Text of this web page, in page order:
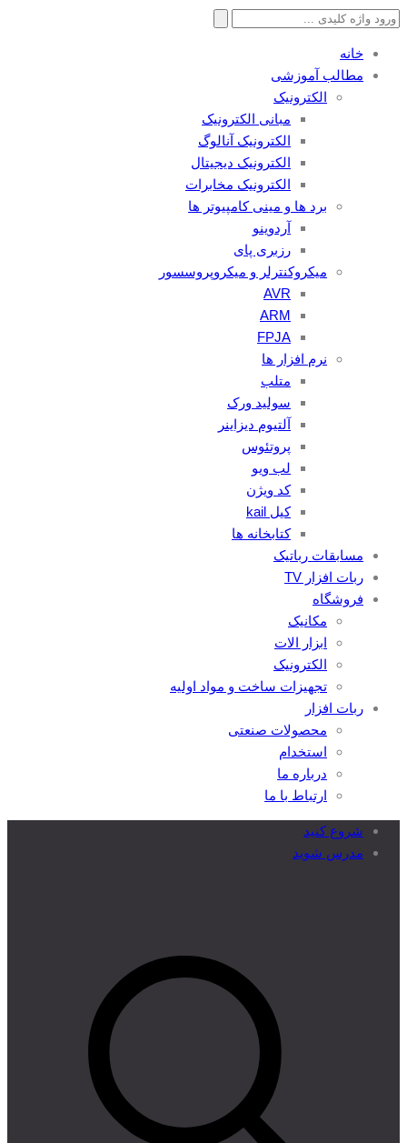
جستجو
خانه
مطالب آموزشی
الکترونیک
مبانی الکترونیک
الکترونیک آنالوگ
الکترونیک دیجیتال
الکترونیک مخابرات
برد ها و مینی کامپیوتر ها
آردوینو
رزبری پای
میکروکنترلر و میکروپروسسور
AVR
ARM
FPJA
نرم افزار ها
متلب
سولید ورک
آلتیوم دیزاینر
پروتئوس
لب ویو
کد ویژن
کیل kail
کتابخانه ها
مسابقات رباتیک
ربات افزار TV
فروشگاه
مکانیک
ابزار الات
الکترونیک
تجهیزات ساخت و مواد اولیه
ربات افزار
محصولات صنعتی
استخدام
درباره ما
ارتباط با ما
شروع کنید
مدرس شوید